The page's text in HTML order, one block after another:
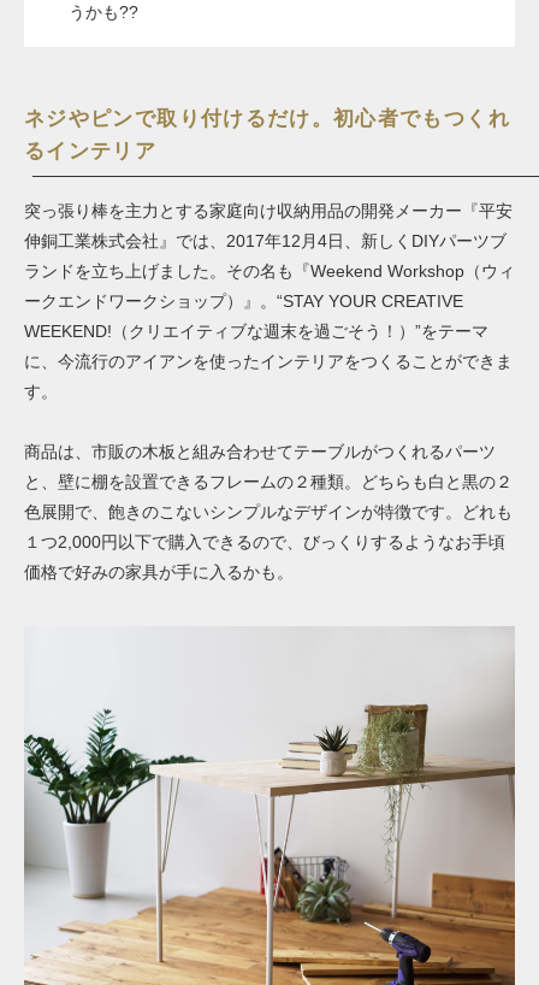
うかも??
ネジやピンで取り付けるだけ。初心者でもつくれ
るインテリア
突っ張り棒を主力とする家庭向け収納用品の開発メーカー『平安
伸銅工業株式会社』では、2017年12月4日、新しくDIYパーツブ
ランドを立ち上げました。その名も『Weekend Workshop（ウィ
ークエンドワークショップ）』。 “STAY YOUR CREATIVE
WEEKEND!（クリエイティブな週末を過ごそう！）”をテーマ
に、 今流行のアイアンを使ったインテリアをつくることができま
す。
商品は、市販の木板と組み合わせてテーブルがつくれるパーツ
と、壁に棚を設置できるフレームの２種類。どちらも白と黒の２
色展開で、飽きのこないシンプルなデザインが特徴です。どれも
１つ2,000円以下で購入できるので、びっくりするようなお手頃
価格で好みの家具が手に入るかも。